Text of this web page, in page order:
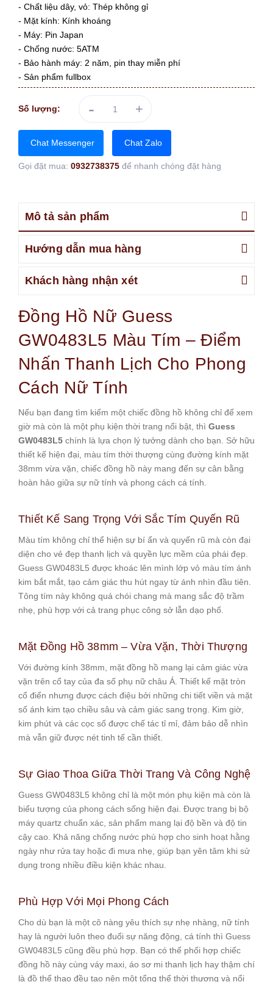
- Chất liệu dây, vỏ: Thép không gỉ
- Mặt kính: Kính khoáng
- Máy: Pin Japan
- Chống nước: 5ATM
- Bảo hành máy: 2 năm, pin thay miễn phí
- Sản phẩm fullbox
Số lượng: - +
Chat Messenger Chat Zalo
Gọi đặt mua: 0932738375 để nhanh chóng đặt hàng
Mô tả sản phẩm
Hướng dẫn mua hàng
Khách hàng nhận xét
Đồng Hồ Nữ Guess
GW0483L5 Màu Tím – Điểm
Nhấn Thanh Lịch Cho Phong
Cách Nữ Tính
Nếu bạn đang tìm kiếm một chiếc đồng hồ không chỉ để xem
giờ mà còn là một phụ kiện thời trang nổi bật, thì Guess
GW0483L5 chính là lựa chọn lý tưởng dành cho bạn. Sở hữu
thiết kế hiện đại, màu tím thời thượng cùng đường kính mặt
38mm vừa vặn, chiếc đồng hồ này mang đến sự cân bằng
hoàn hảo giữa sự nữ tính và phong cách cá tính.
Thiết Kế Sang Trọng Với Sắc Tím Quyến Rũ
Màu tím không chỉ thể hiện sự bí ẩn và quyến rũ mà còn đại
diện cho vẻ đẹp thanh lịch và quyền lực mềm của phái đẹp.
Guess GW0483L5 được khoác lên mình lớp vỏ màu tím ánh
kim bắt mắt, tạo cảm giác thu hút ngay từ ánh nhìn đầu tiên.
Tông tím này không quá chói chang mà mang sắc độ trầm
nhẹ, phù hợp với cả trang phục công sở lẫn dạo phố.
Mặt Đồng Hồ 38mm – Vừa Vặn, Thời Thượng
Với đường kính 38mm, mặt đồng hồ mang lại cảm giác vừa
vặn trên cổ tay của đa số phụ nữ châu Á. Thiết kế mặt tròn
cổ điển nhưng được cách điệu bởi những chi tiết viền và mặt
số ánh kim tạo chiều sâu và cảm giác sang trọng. Kim giờ,
kim phút và các cọc số được chế tác tỉ mỉ, đảm bảo dễ nhìn
mà vẫn giữ được nét tinh tế cần thiết.
Sự Giao Thoa Giữa Thời Trang Và Công Nghệ
Guess GW0483L5 không chỉ là một món phụ kiện mà còn là
biểu tượng của phong cách sống hiện đại. Được trang bị bộ
máy quartz chuẩn xác, sản phẩm mang lại độ bền và độ tin
cậy cao. Khả năng chống nước phù hợp cho sinh hoạt hằng
ngày như rửa tay hoặc đi mưa nhẹ, giúp bạn yên tâm khi sử
dụng trong nhiều điều kiện khác nhau.
Phù Hợp Với Mọi Phong Cách
Cho dù bạn là một cô nàng yêu thích sự nhẹ nhàng, nữ tính
hay là người luôn theo đuổi sự năng động, cá tính thì Guess
GW0483L5 cũng đều phù hợp. Bạn có thể phối hợp chiếc
đồng hồ này cùng váy maxi, áo sơ mi thanh lịch hay thậm chí
là đồ thể thao đều tạo nên một tổng thể thời thượng và nổi